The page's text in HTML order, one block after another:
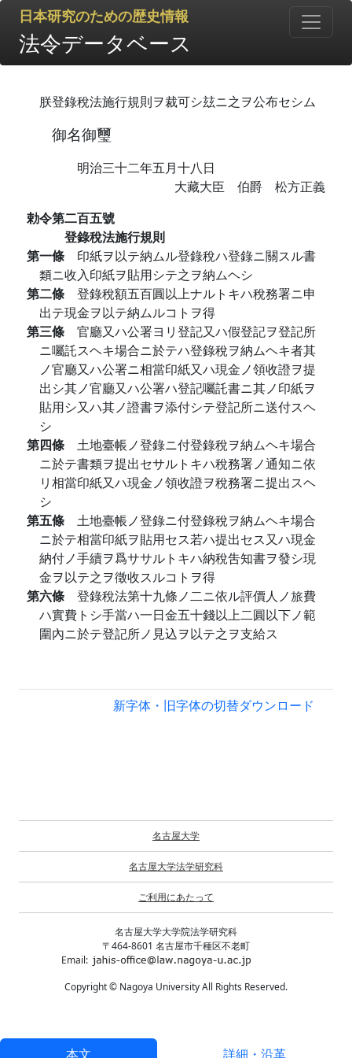
日本研究のための歴史情報
法令データベース
朕登錄稅法施行規則ヲ裁可シ玆ニ之ヲ公布セシム
御名御璽
明治三十二年五月十八日
大藏大臣 伯爵 松方正義
勅令第二百五號
登錄稅法施行規則
第一條 印紙ヲ以テ納ムル登錄稅ハ登錄ニ關スル書
類ニ收入印紙ヲ貼用シテ之ヲ納ムヘシ
第二條 登錄稅額五百圓以上ナルトキハ稅務署ニ申
出テ現金ヲ以テ納ムルコトヲ得
第三條 官廳又ハ公署ヨリ登記又ハ假登記ヲ登記所
ニ囑託スヘキ場合ニ於テハ登錄稅ヲ納ムヘキ者其
ノ官廳又ハ公署ニ相當印紙又ハ現金ノ領收證ヲ提
出シ其ノ官廳又ハ公署ハ登記囑託書ニ其ノ印紙ヲ
貼用シ又ハ其ノ證書ヲ添付シテ登記所ニ送付スヘ
シ
第四條 土地臺帳ノ登錄ニ付登錄稅ヲ納ムヘキ場合
ニ於テ書類ヲ提出セサルトキハ稅務署ノ通知ニ依
リ相當印紙又ハ現金ノ領收證ヲ稅務署ニ提出スヘ
シ
第五條 土地臺帳ノ登錄ニ付登錄稅ヲ納ムヘキ場合
ニ於テ相當印紙ヲ貼用セス若ハ提出セス又ハ現金
納付ノ手續ヲ爲ササルトキハ納稅吿知書ヲ發シ現
金ヲ以テ之ヲ徵收スルコトヲ得
第六條 登錄稅法第十九條ノ二ニ依ル評價人ノ旅費
ハ實費トシ手當ハ一日金五十錢以上二圓以下ノ範
圍內ニ於テ登記所ノ見込ヲ以テ之ヲ支給ス
新字体・旧字体の切替ダウンロード
本文 詳細・沿革
名古屋大学
名古屋大学法学研究科
ご利用にあたって
名古屋大学大学院法学研究科
〒464-8601 名古屋市千種区不老町
Email:
Copyright © Nagoya University All Rights Reserved.